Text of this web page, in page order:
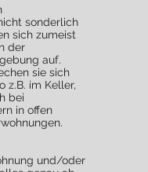
sonderlich
sich zumeist
der
auf.
sie sich
z.B. im Keller,
bei
in offen
und/oder